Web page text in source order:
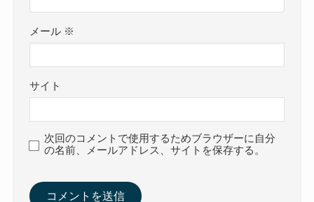
メール ※
サイト
次回のコメントで使用するためブラウザーに自分
の名前、メールアドレス、サイトを保存する。